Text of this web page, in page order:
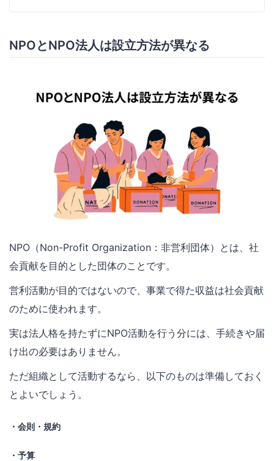
NPOとNPO法人は設立方法が異なる
NPO（Non-Profit Organization：非営利団体）とは、社
会貢献を目的とした団体のことです。
営利活動が目的ではないので、事業で得た収益は社会貢献
のために使われます。
実は法人格を持たずにNPO活動を行う分には、手続きや届
け出の必要はありません。
ただ組織として活動するなら、以下のものは準備しておく
とよいでしょう。
・会則・規約
・予算